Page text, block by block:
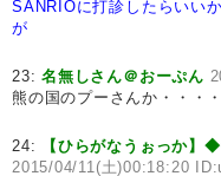
SANRIOに打診したらいい
が
23:名無しさん＠おーぷん
熊の国のプーさんか・・・・
24:
【ひらがなうぉっか】
2015/04/11(土)00:18:20